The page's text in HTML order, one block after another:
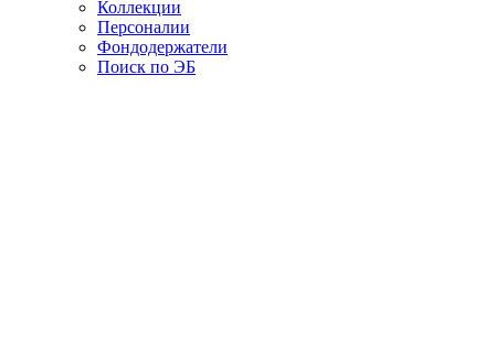
Коллекции
Персоналии
Фондодержатели
Поиск по ЭБ